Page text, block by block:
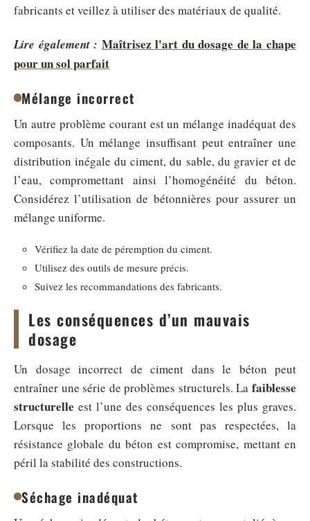
fabricants et veillez à utiliser des matériaux de qualité.
Lire également : Maîtrisez l'art du dosage de la chape
pour un sol parfait
Mélange incorrect
Un autre problème courant est un mélange inadéquat des
composants. Un mélange insuffisant peut entraîner une
distribution inégale du ciment, du sable, du gravier et de
l’eau, compromettant ainsi l’homogénéité du béton.
Considérez l’utilisation de bétonnières pour assurer un
mélange uniforme.
Vérifiez la date de péremption du ciment.
Utilisez des outils de mesure précis.
Suivez les recommandations des fabricants.
Les conséquences d’un mauvais
dosage
Un dosage incorrect de ciment dans le béton peut
entraîner une série de problèmes structurels. La faiblesse
structurelle est l’une des conséquences les plus graves.
Lorsque les proportions ne sont pas respectées, la
résistance globale du béton est compromise, mettant en
péril la stabilité des constructions.
Séchage inadéquat